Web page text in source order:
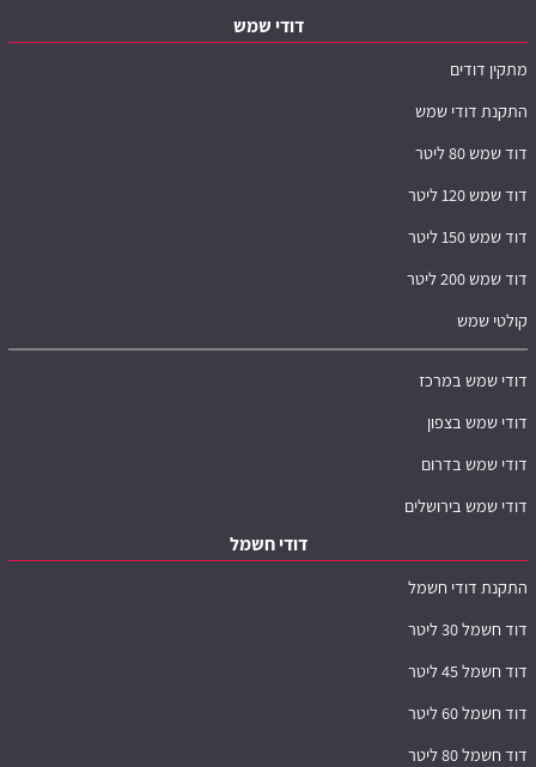
דודי שמש
מתקין דודים
התקנת דודי שמש
דוד שמש 80 ליטר
דוד שמש 120 ליטר
דוד שמש 150 ליטר
דוד שמש 200 ליטר
קולטי שמש
דודי שמש במרכז
דודי שמש בצפון
דודי שמש בדרום
דודי שמש בירושלים
דודי חשמל
התקנת דודי חשמל
דוד חשמל 30 ליטר
דוד חשמל 45 ליטר
דוד חשמל 60 ליטר
דוד חשמל 80 ליטר